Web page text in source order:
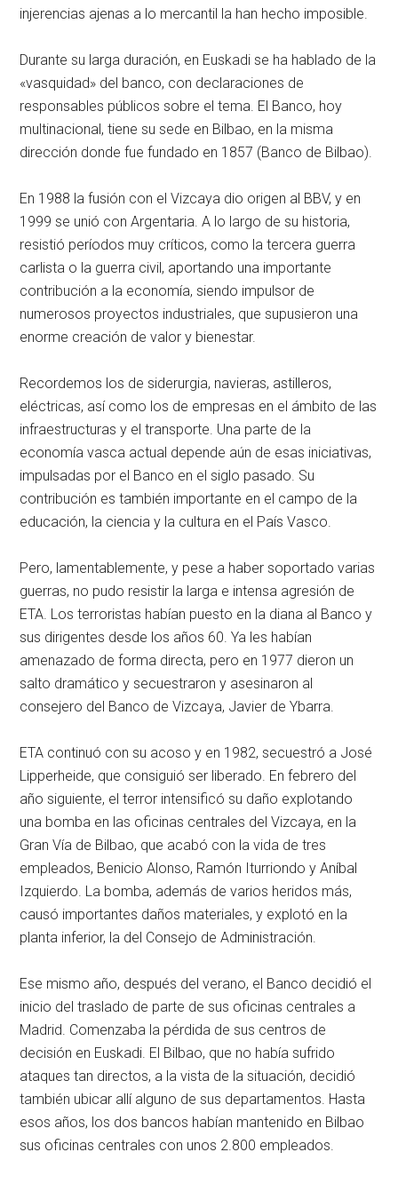
injerencias ajenas a lo mercantil la han hecho imposible.
Durante su larga duración, en Euskadi se ha hablado de la
«vasquidad» del banco, con declaraciones de
responsables públicos sobre el tema. El Banco, hoy
multinacional, tiene su sede en Bilbao, en la misma
dirección donde fue fundado en 1857 (Banco de Bilbao).
En 1988 la fusión con el Vizcaya dio origen al BBV, y en
1999 se unió con Argentaria. A lo largo de su historia,
resistió períodos muy críticos, como la tercera guerra
carlista o la guerra civil, aportando una importante
contribución a la economía, siendo impulsor de
numerosos proyectos industriales, que supusieron una
enorme creación de valor y bienestar.
Recordemos los de siderurgia, navieras, astilleros,
eléctricas, así como los de empresas en el ámbito de las
infraestructuras y el transporte. Una parte de la
economía vasca actual depende aún de esas iniciativas,
impulsadas por el Banco en el siglo pasado. Su
contribución es también importante en el campo de la
educación, la ciencia y la cultura en el País Vasco.
Pero, lamentablemente, y pese a haber soportado varias
guerras, no pudo resistir la larga e intensa agresión de
ETA. Los terroristas habían puesto en la diana al Banco y
sus dirigentes desde los años 60. Ya les habían
amenazado de forma directa, pero en 1977 dieron un
salto dramático y secuestraron y asesinaron al
consejero del Banco de Vizcaya, Javier de Ybarra.
ETA continuó con su acoso y en 1982, secuestró a José
Lipperheide, que consiguió ser liberado. En febrero del
año siguiente, el terror intensificó su daño explotando
una bomba en las oficinas centrales del Vizcaya, en la
Gran Vía de Bilbao, que acabó con la vida de tres
empleados, Benicio Alonso, Ramón Iturriondo y Aníbal
Izquierdo. La bomba, además de varios heridos más,
causó importantes daños materiales, y explotó en la
planta inferior, la del Consejo de Administración.
Ese mismo año, después del verano, el Banco decidió el
inicio del traslado de parte de sus oficinas centrales a
Madrid. Comenzaba la pérdida de sus centros de
decisión en Euskadi. El Bilbao, que no había sufrido
ataques tan directos, a la vista de la situación, decidió
también ubicar allí alguno de sus departamentos. Hasta
esos años, los dos bancos habían mantenido en Bilbao
sus oficinas centrales con unos 2.800 empleados.